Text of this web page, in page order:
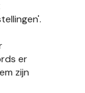
er
zijn